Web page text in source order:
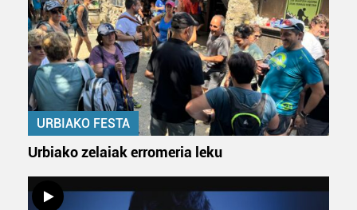
neurtzeko, jendeari buruzko informazioa biltzeko eta
produktuak garatzeko. Zure datuak nork eta zertarako
erabiltzen dituen hauta dezakezu.
Bazkide batzuek ez dizute baimenik eskatzen, eta beren
interes komertzial legitimoetan babesten dira. Ikusi gure
bazkideen zerrenda, beren ustez zein helburutarako
duten interes legitimoa eta horren aurka nola egin
Lortu zure datu pertsonalak prozesatzeko moduari
URBIAKO FESTA
Urbiako zelaiak erromeria leku